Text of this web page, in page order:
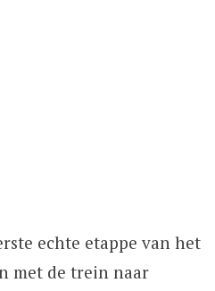
echte etappe van het
met de trein naar